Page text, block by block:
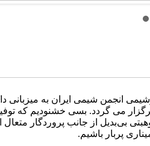
انجمن شیمی ایران به میزبانی
در روزهای ۷ و ۸ شهریور ماه ۱۴۰۰ به صورت مجازی برگزار می گردد. بسی
بی‌بدیل از جانب پروردگار
پربار باشیم.